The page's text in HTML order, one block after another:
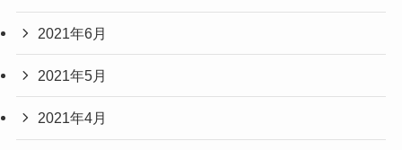
2021年6月
2021年5月
2021年4月